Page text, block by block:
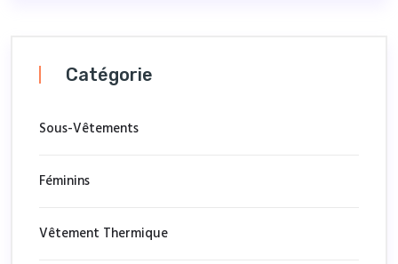
Catégorie
Sous-Vêtements
Féminins
Vêtement Thermique